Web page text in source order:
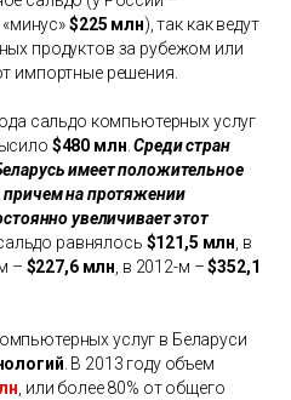
«минус»$225 млн), так как ведут
продуктов за рубежом или
импортные решения.
сальдо компьютерных услуг
$480 млн .Среди стран
имеет положительное
на протяжении
увеличивает этот
равнялось $121,5 млн , в
– $227,6 млн , в 2012-м –$352,1
услуг в Беларуси
. В 2013 году объем
, или более 80% от общего